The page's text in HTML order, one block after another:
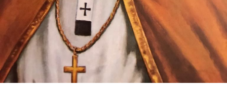
يقوم بدعاية للحم الخنزير المحلّي قبل أن يؤكد «أحب الجبن
كثيراً».
وكان شي قد كرّر الإثنين رغبته في العمل بهدف التوصل إلى حلّ
سياسي للحرب في أوكرانيا. وأيّد «هدنة أولمبية» دعا إليها
ماكرون لمناسبة أولمبياد باريس هذا الصيف.
العنف.
وأغلقت المدارس والعديد من الشركات في العاصمة أبوابها يوم
الثلاثاء، كما أبلغ عن أعمال نهب في بعض الأحياء.
وقال دارين: “المواطنون في حالة رعب، على الرغم من أن
زعيم العصابة جيمي شيريزير دعا المواطنين إلى عدم الخوف
عندما رأوا عصابته تحمل أسلحة، وقال إنهم يريدون فقط الإطاحة